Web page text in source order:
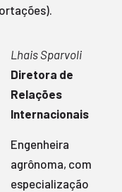
Lhais Sparvoli
Diretora de
Relações
Internacionais
Engenheira
agrônoma, com
especialização